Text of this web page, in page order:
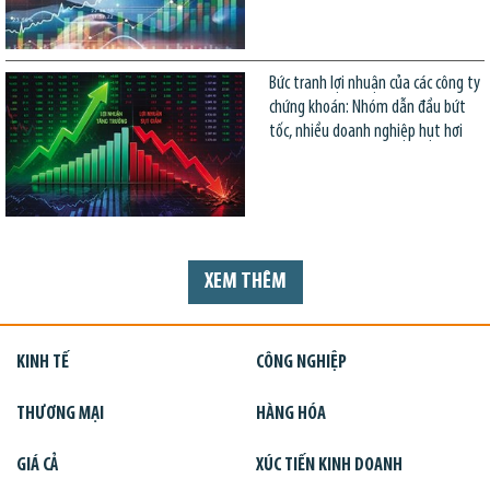
Bức tranh lợi nhuận của các công ty
chứng khoán: Nhóm dẫn đầu bứt
tốc, nhiều doanh nghiệp hụt hơi
XEM THÊM
KINH TẾ CÔNG NGHIỆP
THƯƠNG MẠI HÀNG HÓA
GIÁ CẢ XÚC TIẾN KINH DOANH